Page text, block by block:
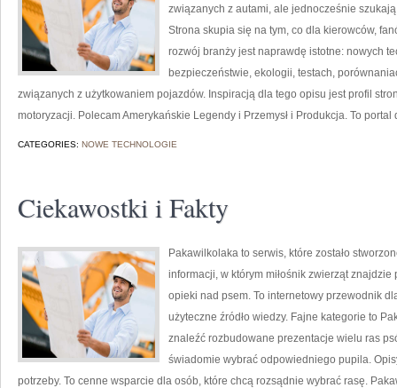
związanych z autami, ale jednocześnie
Strona skupia się na tym, co dla kierowców,
rozwój branży jest naprawdę istotne: nowych
bezpieczeństwie, ekologii, testach,
związanych z użytkowaniem pojazdów. Inspiracją dla tego opisu jest profil
motoryzacji. Polecam Amerykańskie Legendy i Przemysł i Produkcja. To portal
CATEGORIES: NOWE TECHNOLOGIE
Ciekawostki i Fakty
Pakawilkolaka to serwis, które zostało
informacji, w którym miłośnik zwierząt
opieki nad psem. To internetowy przewodnik
użyteczne źródło wiedzy. Fajne kategorie to
znaleźć rozbudowane prezentacje wielu ras
świadomie wybrać odpowiedniego pupila.
potrzeby. To cenne wsparcie dla osób, które chcą rozsądnie wybrać rasę.